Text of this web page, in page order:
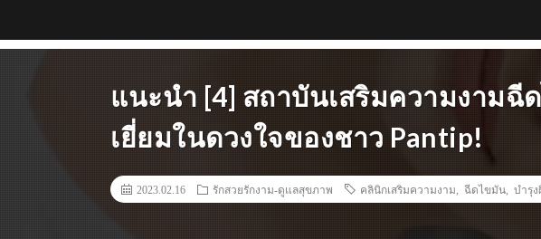
แนะนำ [4] สถาบันเสริมความงามฉี
เยี่ยมในดวงใจของชาว Pantip!
2023.02.16 รักสวยรักงาม-ดูแลสุขภาพ คลินิกเสริมความงาม ฉีดไขมัน บำรุ